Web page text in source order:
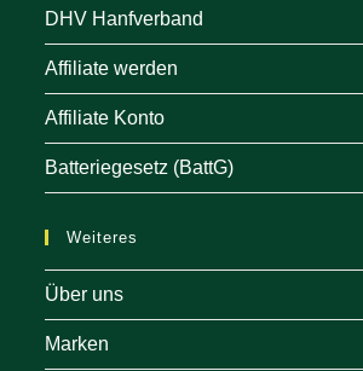
DHV Hanfverband
Affiliate werden
Affiliate Konto
Batteriegesetz (BattG)
Weiteres
Über uns
Marken